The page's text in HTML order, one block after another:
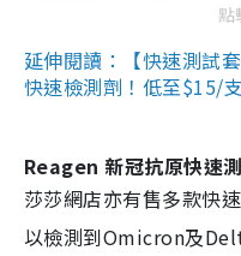
點
延伸閱讀：【快速測試
快速檢測劑！低至$15/
Reagen 新冠抗原快速
莎莎網店亦有售多款快
以檢測到Omicron及